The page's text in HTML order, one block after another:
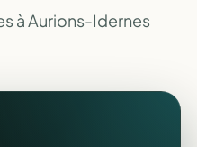
à Aurions-Idernes